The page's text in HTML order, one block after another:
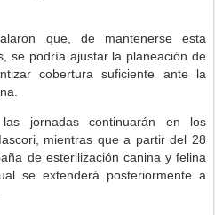
que, de mantenerse esta
se podría ajustar la planeación de
cobertura suficiente ante la
jornadas continuarán en los
mientras que a partir del 28
de esterilización canina y felina
se extenderá posteriormente a